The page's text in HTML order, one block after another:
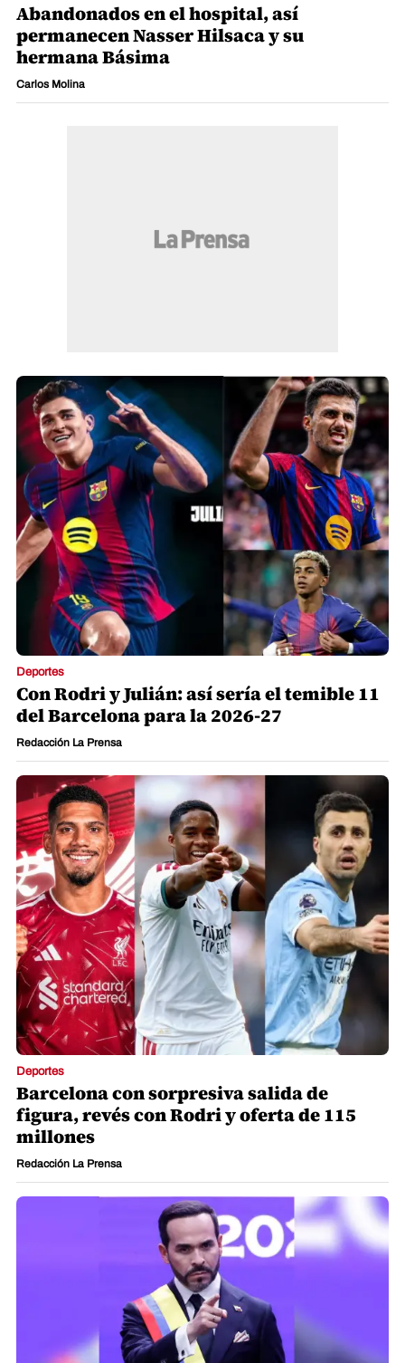
Abandonados en el hospital, así
permanecen Nasser Hilsaca y su
hermana Básima
Carlos Molina
Deportes
Con Rodri y Julián: así sería el temible 11
del Barcelona para la 2026-27
Redacción La Prensa
Deportes
Barcelona con sorpresiva salida de
figura, revés con Rodri y oferta de 115
millones
Redacción La Prensa